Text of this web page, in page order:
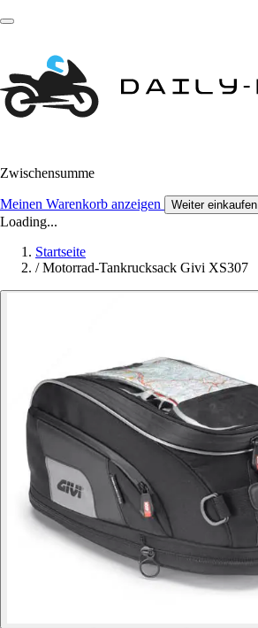
Zwischensumme
Meinen Warenkorb anzeigen Weiter einkaufen
Loading...
Startseite
/ Motorrad-Tankrucksack Givi XS307